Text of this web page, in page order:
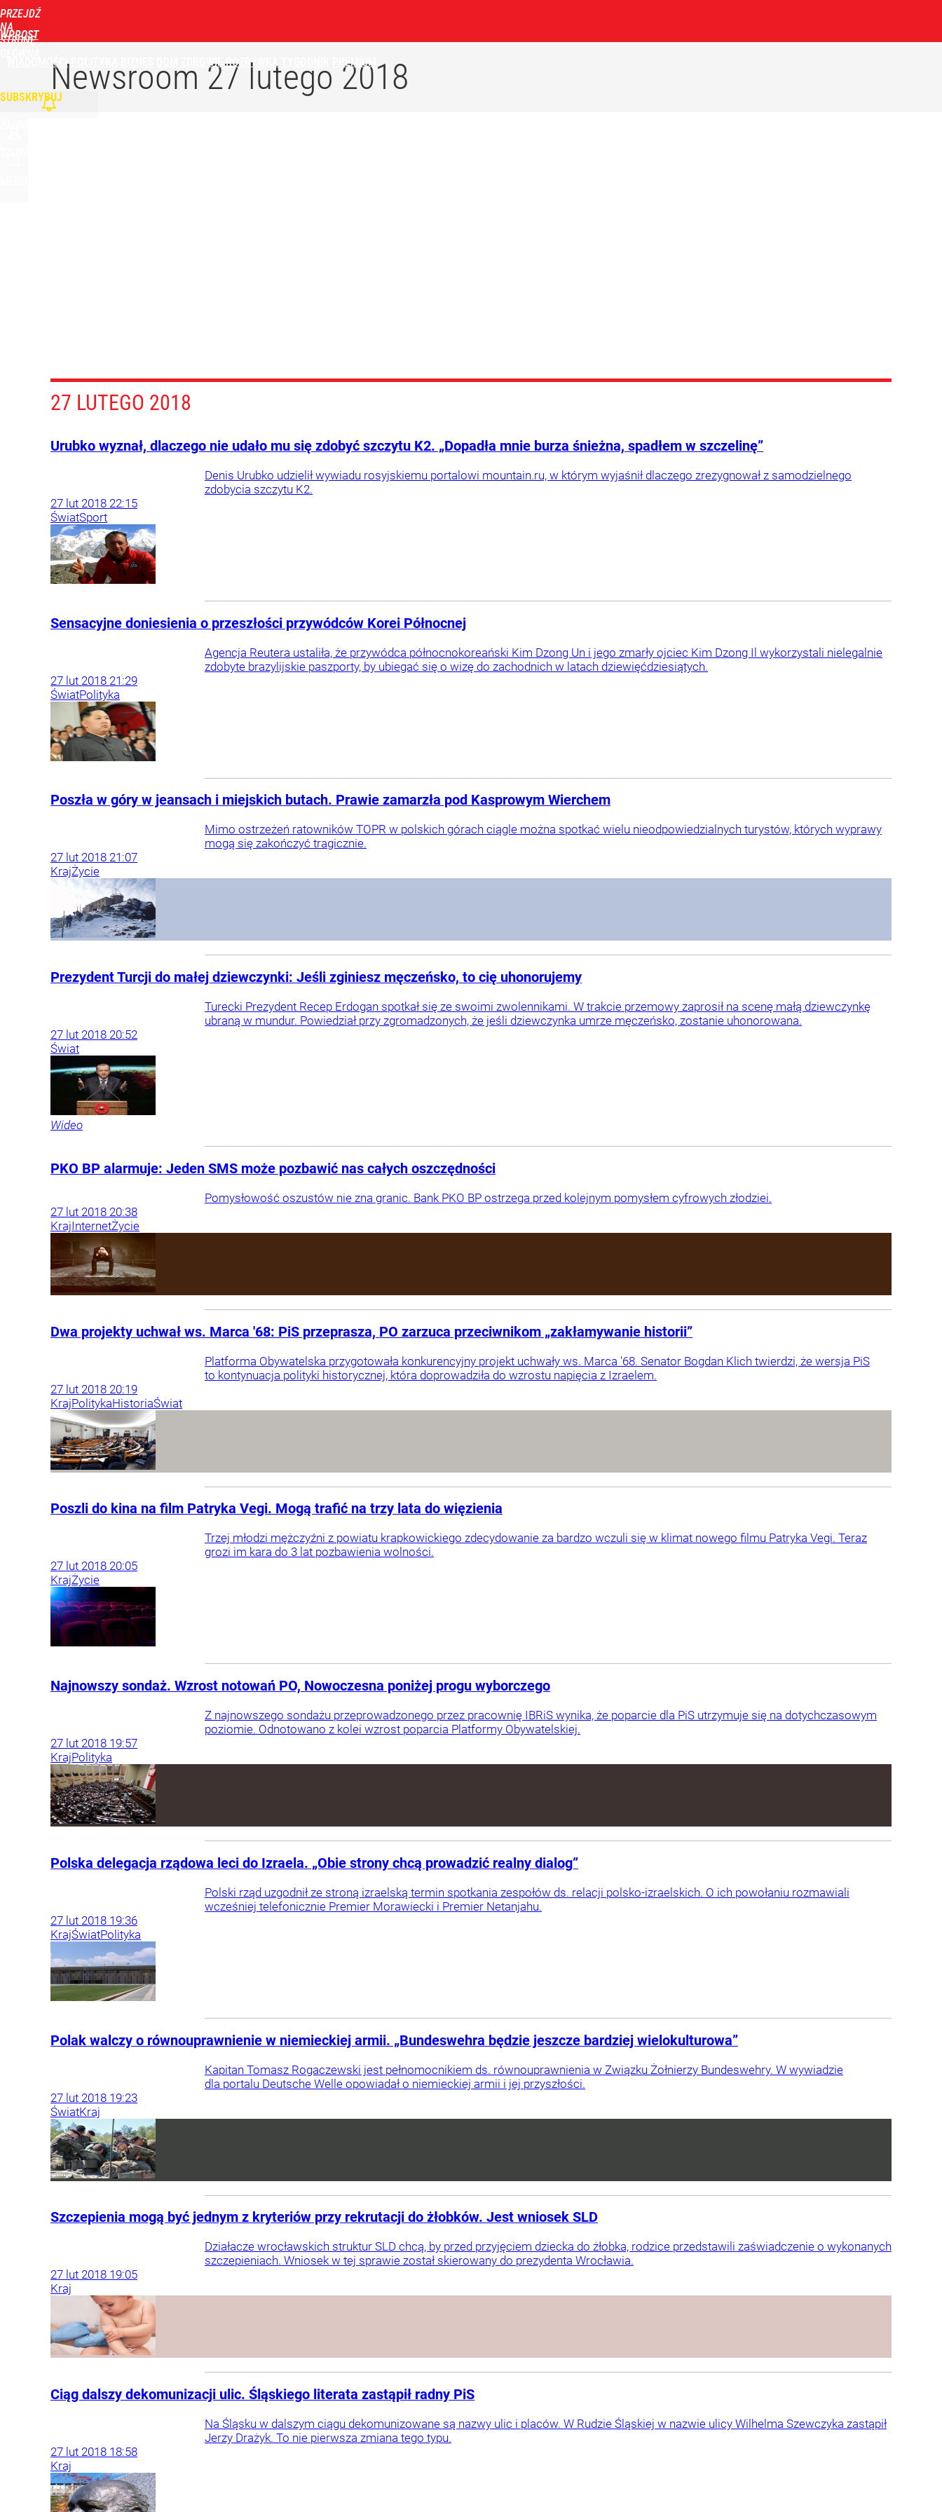
PRZEJDŹ
NA
STRONĘ
WPROST
WIADOMOŚCI ZDROWIE ROZRYWKA PREMIUM
SUBSKRYBUJNewsroom 27 lutego 2018
27 LUTEGO 2018
Urubko wyznał, dlaczego nie udało mu się zdobyć szczytu K2. „Dopadła mnie burza śnieżna, spadłem w szczelinę”
Denis Urubko udzielił wywiadu rosyjskiemu portalowi mountain.ru, w którym wyjaśnił dlaczego zrezygnował z samodzielnego
zdobycia szczytu K2.
27 lut 2018 22:15
ŚwiatSport
Sensacyjne doniesienia o przeszłości przywódców Korei Północnej
Agencja Reutera ustaliła, że przywódca północnokoreański Kim Dzong Un i jego zmarły ojciec Kim Dzong Il wykorzystali nielegalnie
zdobyte brazylijskie paszporty, by ubiegać się o wizę do zachodnich w latach dziewięćdziesiątych.
27 lut 2018 21:29
ŚwiatPolityka
Poszła w góry w jeansach i miejskich butach. Prawie zamarzła pod Kasprowym Wierchem
Mimo ostrzeżeń ratowników TOPR w polskich górach ciągle można spotkać wielu nieodpowiedzialnych turystów, których wyprawy
mogą się zakończyć tragicznie.
27 lut 2018 21:07
KrajŻycie
Prezydent Turcji do małej dziewczynki: Jeśli zginiesz męczeńsko, to cię uhonorujemy
Turecki Prezydent Recep Erdogan spotkał się ze swoimi zwolennikami. W trakcie przemowy zaprosił na scenę małą dziewczynkę
ubraną w mundur. Powiedział przy zgromadzonych, że jeśli dziewczynka umrze męczeńsko, zostanie uhonorowana.
27 lut 2018 20:52
Świat
Wideo
PKO BP alarmuje: Jeden SMS może pozbawić nas całych oszczędności
Pomysłowość oszustów nie zna granic. Bank PKO BP ostrzega przed kolejnym pomysłem cyfrowych złodziei.
27 lut 2018 20:38
KrajInternetŻycie
Dwa projekty uchwał ws. Marca '68: PiS przeprasza, PO zarzuca przeciwnikom „zakłamywanie historii”
Platforma Obywatelska przygotowała konkurencyjny projekt uchwały ws. Marca '68. Senator Bogdan Klich twierdzi, że wersja PiS
to kontynuacja polityki historycznej, która doprowadziła do wzrostu napięcia z Izraelem.
27 lut 2018 20:19
KrajPolitykaHistoriaŚwiat
Poszli do kina na film Patryka Vegi. Mogą trafić na trzy lata do więzienia
Trzej młodzi mężczyźni z powiatu krapkowickiego zdecydowanie za bardzo wczuli się w klimat nowego filmu Patryka Vegi. Teraz
grozi im kara do 3 lat pozbawienia wolności.
27 lut 2018 20:05
KrajŻycie
Najnowszy sondaż. Wzrost notowań PO, Nowoczesna poniżej progu wyborczego
Z najnowszego sondażu przeprowadzonego przez pracownię IBRiS wynika, że poparcie dla PiS utrzymuje się na dotychczasowym
poziomie. Odnotowano z kolei wzrost poparcia Platformy Obywatelskiej.
27 lut 2018 19:57
KrajPolityka
Polska delegacja rządowa leci do Izraela. „Obie strony chcą prowadzić realny dialog”
Polski rząd uzgodnił ze stroną izraelską termin spotkania zespołów ds. relacji polsko-izraelskich. O ich powołaniu rozmawiali
wcześniej telefonicznie Premier Morawiecki i Premier Netanjahu.
27 lut 2018 19:36
KrajŚwiatPolityka
Polak walczy o równouprawnienie w niemieckiej armii. „Bundeswehra będzie jeszcze bardziej wielokulturowa”
Kapitan Tomasz Rogaczewski jest pełnomocnikiem ds. równouprawnienia w Związku Żołnierzy Bundeswehry. W wywiadzie
dla portalu Deutsche Welle opowiadał o niemieckiej armii i jej przyszłości.
27 lut 2018 19:23
ŚwiatKraj
Szczepienia mogą być jednym z kryteriów przy rekrutacji do żłobków. Jest wniosek SLD
Działacze wrocławskich struktur SLD chcą, by przed przyjęciem dziecka do żłobka, rodzice przedstawili zaświadczenie o wykonanych
szczepieniach. Wniosek w tej sprawie został skierowany do prezydenta Wrocławia.
27 lut 2018 19:05
Kraj
Ciąg dalszy dekomunizacji ulic. Śląskiego literata zastąpił radny PiS
Na Śląsku w dalszym ciągu dekomunizowane są nazwy ulic i placów. W Rudzie Śląskiej w nazwie ulicy Wilhelma Szewczyka zastąpił
Jerzy Drażyk. To nie pierwsza zmiana tego typu.
27 lut 2018 18:58
Kraj